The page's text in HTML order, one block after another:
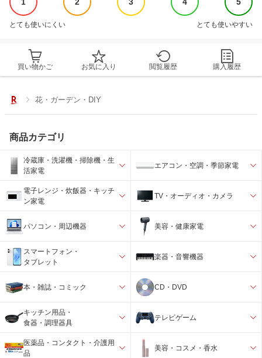
とても使いにくい とても使いやすい
買い物かご お気に入り 閲覧履歴 購入履歴
花・ガーデン・DIY
商品カテゴリ
冷蔵庫・洗濯機・掃除機・生
活家電
エアコン・空調・季節家電
電子レンジ・炊飯器・キッチ
ン家電
TV・オーディオ・カメラ
パソコン・周辺機器 美容・健康家電
スマートフォン・
タブレット
楽器・音響機器
本・雑誌・コミック CD・DVD
キッチン用品・
食器・調理器具
テレビゲーム
医薬品・コンタクト・介護用
品
美容・コスメ・香水